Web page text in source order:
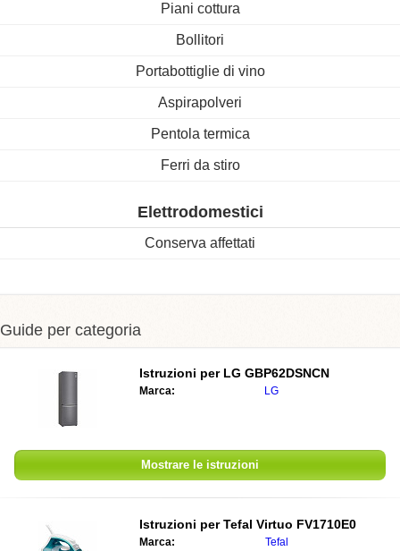
Piani cottura
Bollitori
Portabottiglie di vino
Aspirapolveri
Pentola termica
Ferri da stiro
Elettrodomestici
Conserva affettati
Guide per categoria
Istruzioni per LG GBP62DSNCN
Marca: LG
Mostrare le istruzioni
Istruzioni perTefal Virtuo FV1710E0
Marca: Tefal